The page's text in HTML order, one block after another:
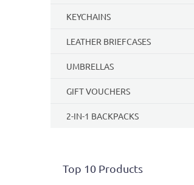
KEYCHAINS
LEATHER BRIEFCASES
UMBRELLAS
GIFT VOUCHERS
2-IN-1 BACKPACKS
Top 10 Products